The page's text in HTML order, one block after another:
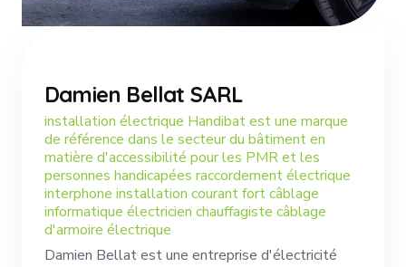
Damien Bellat SARL
installation électrique Handibat est une marque
de référence dans le secteur du bâtiment en
matière d'accessibilité pour les PMR et les
personnes handicapées raccordement électrique
interphone installation courant fort câblage
informatique électricien chauffagiste câblage
d'armoire électrique
Damien Bellat est une entreprise d'électricité